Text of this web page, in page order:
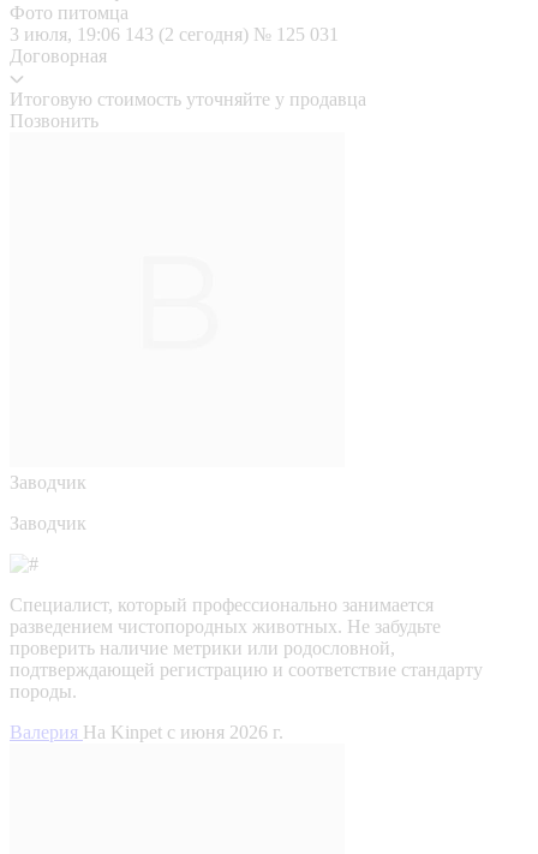
Фото питомца
3 июля, 19:06 143 (2 сегодня) № 125 031
Договорная
Итоговую стоимость уточняйте у продавца
Позвонить
Заводчик
Заводчик
Специалист, который профессионально занимается
разведением чистопородных животных. Не забудьте
проверить наличие метрики или родословной,
подтверждающей регистрацию и соответствие стандарту
породы.
Валерия На Kinpet c июня 2026 г.